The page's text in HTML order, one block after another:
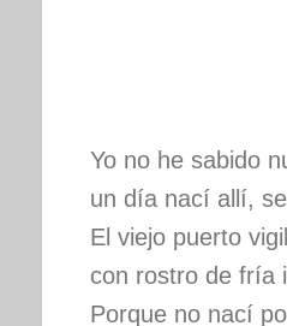
Yo no he sabido
un día nací allí,
El viejo puerto
con rostro de fría
Porque no nací